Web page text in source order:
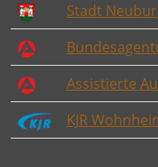
Stadt
Assistierte
KJR